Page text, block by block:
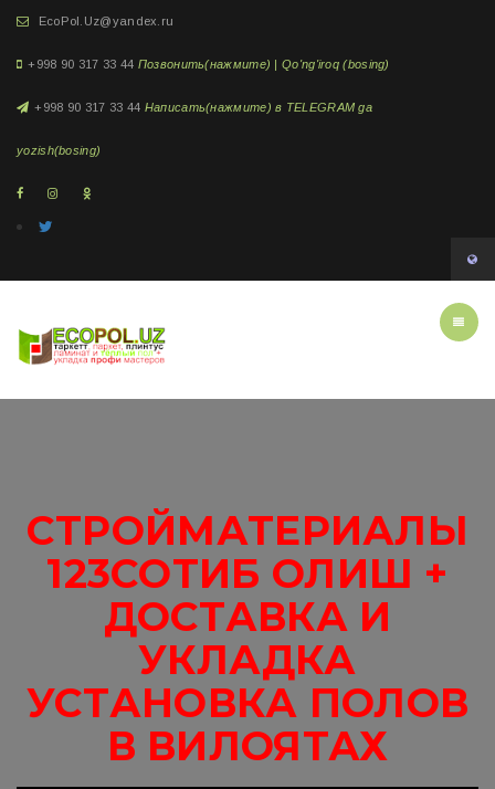
EcoPol.Uz@yandex.ru
+998 90 317 33 44 Позвонить(нажмите) | Qo'ng'iroq (bosing)
+998 90 317 33 44 Написать(нажмите) в TELEGRAM ga
yozish(bosing)
СТРОЙМАТЕРИАЛЫ
123СОТИБ ОЛИШ +
ДОСТАВКА И
УКЛАДКА
УСТАНОВКА ПОЛОВ
В ВИЛОЯТАХ